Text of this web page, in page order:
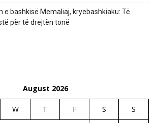
e bashkisë Memaliaj, kryebashkiaku: Të
për të drejtën tonë
August 2026
W T F S
S